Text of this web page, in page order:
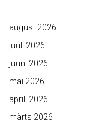
august 2026
juuli 2026
juuni 2026
mai 2026
aprill 2026
märts 2026